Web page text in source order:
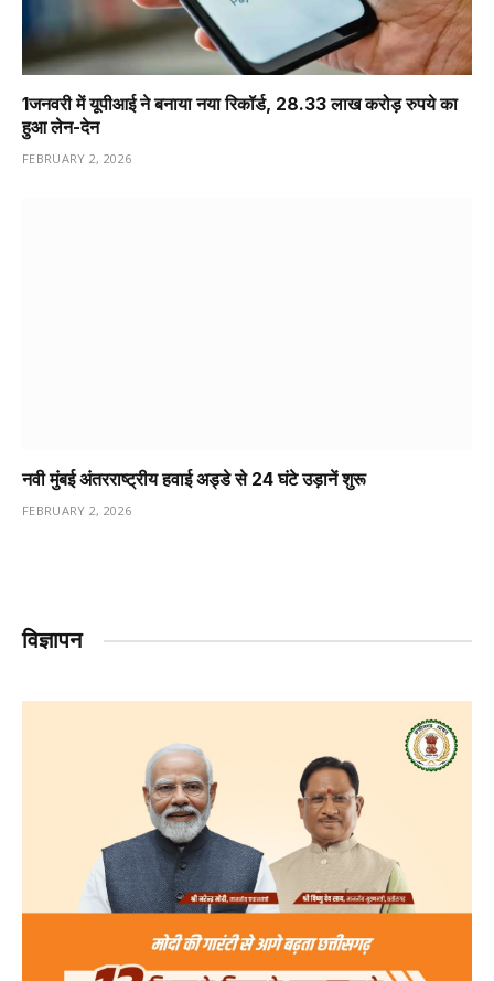
1️जनवरी में यूपीआई ने बनाया नया रिकॉर्ड, 28.33 लाख करोड़ रुपये का
हुआ लेन-देन
FEBRUARY 2, 2026
नवी मुंबई अंतरराष्ट्रीय हवाई अड्डे से 24 घंटे उड़ानें शुरू
FEBRUARY 2, 2026
विज्ञापन